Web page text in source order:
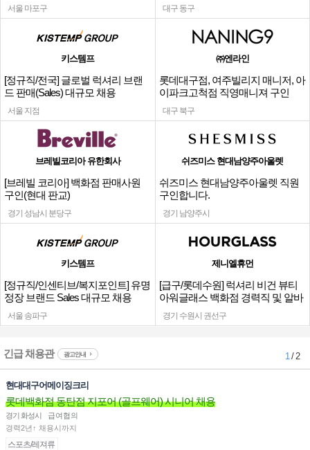
서울 마포구 대구 동구
키스템프
[정규직/전국] 글로벌 럭셔리 브랜
드 판매(Sales) 대규모 채용
서울 지점
㈜엔라인
롯데대구점, 여주빌리지 매니저, 아
이파크고척점 직영매니져 구인
대구 북구
브레빌코리아 유한회사
[브레빌 코리아] 백화점 판매사원
구인(현대 판교)
경기 성남시 분당구
쉬즈미스 현대남양주아울렛
쉬즈미스 현대남양주아울렛 직원
구인합니다.
경기 남양주시
키스템프
[정규직/인센티브/복지포인트] 유명
정장 브랜드 Sales 대규모 채용
서울 송파구
제니엘휴먼
[급구/롯데수원] 럭셔리 비건 뷰티
아워글래스 백화점 경력직 및 알바
채용
경기 수원시 권선구
긴급 채용관 광고안내 1/ 2
현대대구어메이징크리
롯데백화점 동탄점 지포어 (골프웨어) 시니어 채용
경기 화성시
급여협의
경력2년↑ 채용시까지
스포츠/레져류